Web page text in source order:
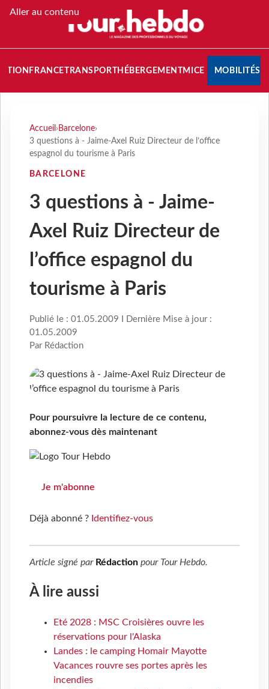
Aller au contenu
FRANCETRANSPORT HÉBERGEMENTMICE MOBILITÉS
Accueil › Barcelone›
3 questions à - Jaime-Axel Ruiz Directeur de l’office
espagnol du tourisme à Paris
BARCELONE
3 questions à - Jaime-
Axel Ruiz Directeur de
l’office espagnol du
tourisme à Paris
Publié le : 01.05.2009 I Dernière Mise à jour :
01.05.2009
Par Rédaction
Pour poursuivre la lecture de ce contenu,
abonnez-vous dès maintenant
Je m'abonne
Déjà abonné ? Identifiez-vous
Article signé par Rédaction pour Tour Hebdo.
À lire aussi
Eté 2028 : MSC Croisières ouvre les
réservations pour l'Alaska
Landes : le camping Homair Mayotte
Vacances rouvre ses portes après les
incendies